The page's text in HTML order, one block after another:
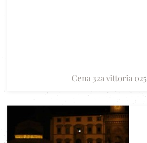
Cena 32a vittoria 025